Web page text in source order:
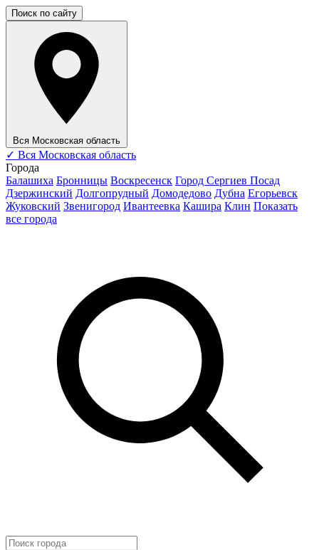
Поиск по сайту
Вся Московская область
✓ Вся Московская область
Города
Балашиха Бронницы Воскресенск Город Сергиев Посад
Дзержинский Долгопрудный Домодедово Дубна Егорьевск
Жуковский Звенигород Ивантеевка Кашира Клин Показать
все города